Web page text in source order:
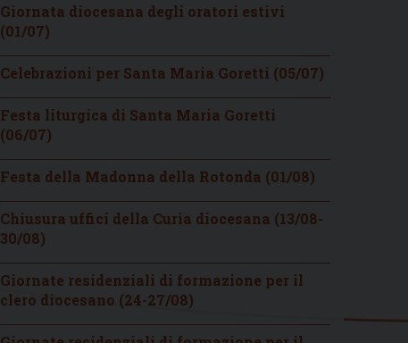
Giornata diocesana degli oratori estivi
(01/07)
Celebrazioni per Santa Maria Goretti (05/07)
Festa liturgica di Santa Maria Goretti
(06/07)
Festa della Madonna della Rotonda (01/08)
Chiusura uffici della Curia diocesana (13/08-
30/08)
Giornate residenziali di formazione per il
clero diocesano (24-27/08)